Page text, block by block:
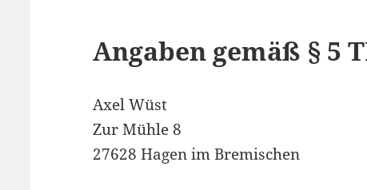
Angaben gemäß § 5
Axel Wüst
Zur Mühle 8
27628 Hagen im Bremischen